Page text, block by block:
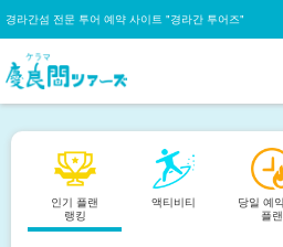
경라간섬 전문 투어 예약 사이트 "경라간 투어즈"
인기 플랜
랭킹
액티비티
당일 예
플랜